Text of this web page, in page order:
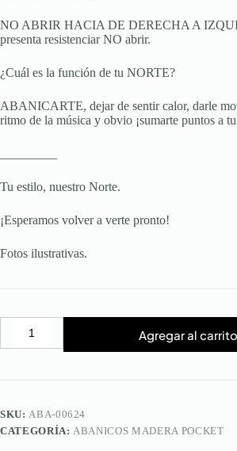
NO ABRIR HACIA DE DERECHA A
presenta resistenciar NO abrir.
¿Cuál es la función de tu NORTE?
ABANICARTE, dejar de sentir calor, darle
ritmo de la música y obvio ¡sumarte puntos a
Tu estilo, nuestro Norte.
¡Esperamos volver a verte pronto!
Fotos ilustrativas.
Abanico
Weave
Pocket
Agregar al carrito
SKU:ABA-00624
CATEGORÍA:ABANICOS MADERA POCKET